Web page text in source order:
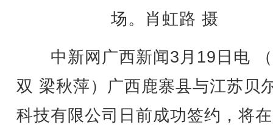
场。肖虹路 摄
中新网广西新闻3月19日电
双 梁秋萍）广西鹿寨县与江苏贝
科技有限公司日前成功签约，将